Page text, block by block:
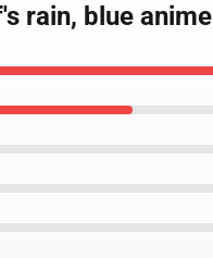
rain, blue anime